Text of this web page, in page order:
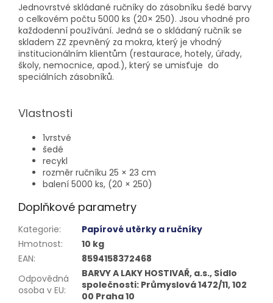
Jednovrstvé skládané ručníky do zásobníku šedé barvy
o celkovém počtu 5000 ks (20× 250). Jsou vhodné pro
každodenní používání. Jedná se o skládaný ručník se
skladem ZZ zpevněný za mokra, který je vhodný
institucionálním klientům (restaurace, hotely, úřady,
školy, nemocnice, apod.), který se umisťuje do
speciálních zásobníků.
Vlastnosti
1vrstvé
šedé
recykl
rozměr ručníku 25 × 23 cm
balení 5000 ks, (20 × 250)
Doplňkové parametry
Kategorie:
Papírové utěrky a ručníky
Hmotnost:
10 kg
EAN:
8594158372468
Odpovědná
osoba v EU:
BARVY A LAKY HOSTIVAŘ, a.s., Sídlo
společnosti: Průmyslová 1472/11, 102
00 Praha 10